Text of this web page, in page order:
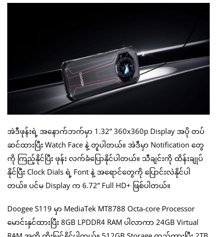
အဲဒီဖုန်းရဲ့ အနောက်ဘက်မှာ 1.32” 360x360p Display အပို တပ်
ဆင်ထားပြီး Watch Face နဲ့ တူပါတယ်။ အဲဒီမှာ Notification တွေ
ကို ကြည့်နိုင်ပြီး ဖုန်း လက်ခံပြောနိုင်ပါတယ်။ သီချင်းကို ထိန်းချုပ်
နိုင်ပြီး Clock Dials ရဲ့ Font နဲ့ အရောင်တွေကို ပြောင်းလဲနိုင်ပါ
တယ်။ ပင်မ Display က 6.72” Full HD+ ဖြစ်ပါတယ်။
Doogee S119 မှာ MediaTek MT8788 Octa-core Processor
မောင်းနှင်ထားပြီး 8GB LPDDR4 RAM ပါလာကာ 24GB Virtual